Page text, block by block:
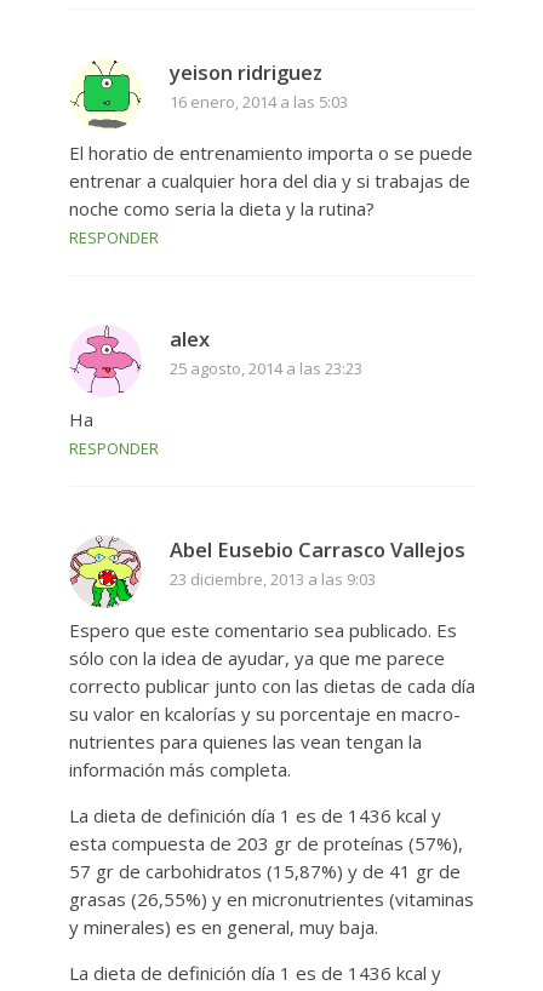
yeison ridriguez
16 enero, 2014 a las 5:03
El horatio de entrenamiento importa o se puede
entrenar a cualquier hora del dia y si trabajas de
noche como seria la dieta y la rutina?
RESPONDER
alex
25 agosto, 2014 a las 23:23
Ha
RESPONDER
Abel Eusebio Carrasco Vallejos
23 diciembre, 2013 a las 9:03
Espero que este comentario sea publicado. Es
sólo con la idea de ayudar, ya que me parece
correcto publicar junto con las dietas de cada día
su valor en kcalorías y su porcentaje en macro-
nutrientes para quienes las vean tengan la
información más completa.
La dieta de definición día 1 es de 1436 kcal y
esta compuesta de 203 gr de proteínas (57%),
57 gr de carbohidratos (15,87%) y de 41 gr de
grasas (26,55%) y en micronutrientes (vitaminas
y minerales) es en general, muy baja.
La dieta de definición día 1 es de 1436 kcal y